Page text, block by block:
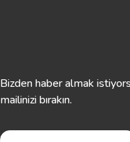
Bizden haber almak
mailinizi bırakın.